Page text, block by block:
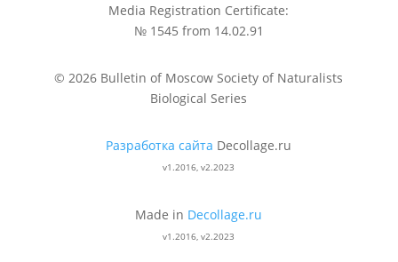
Media Registration Certificate:
№ 1545 from 14.02.91
© 2026 Bulletin of Moscow Society of Naturalists
Biological Series
Разработка сайта Decollage.ru
v1.2016, v2.2023
Made in Decollage.ru
v1.2016, v2.2023